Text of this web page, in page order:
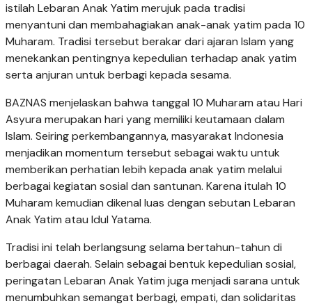
istilah Lebaran Anak Yatim merujuk pada tradisi
menyantuni dan membahagiakan anak-anak yatim pada 10
Muharam. Tradisi tersebut berakar dari ajaran Islam yang
menekankan pentingnya kepedulian terhadap anak yatim
serta anjuran untuk berbagi kepada sesama.
BAZNAS menjelaskan bahwa tanggal 10 Muharam atau Hari
Asyura merupakan hari yang memiliki keutamaan dalam
Islam. Seiring perkembangannya, masyarakat Indonesia
menjadikan momentum tersebut sebagai waktu untuk
memberikan perhatian lebih kepada anak yatim melalui
berbagai kegiatan sosial dan santunan. Karena itulah 10
Muharam kemudian dikenal luas dengan sebutan Lebaran
Anak Yatim atau Idul Yatama.
Tradisi ini telah berlangsung selama bertahun-tahun di
berbagai daerah. Selain sebagai bentuk kepedulian sosial,
peringatan Lebaran Anak Yatim juga menjadi sarana untuk
menumbuhkan semangat berbagi, empati, dan solidaritas